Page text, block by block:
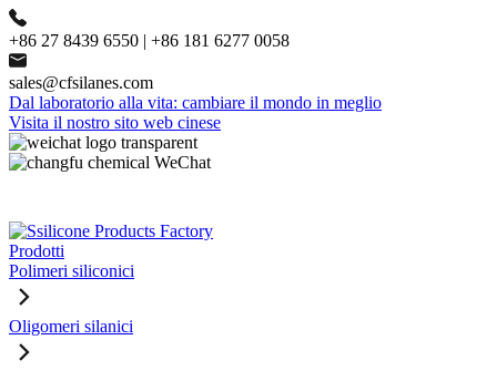
+86 27 8439 6550 | +86 181 6277 0058
sales@cfsilanes.com
Dal laboratorio alla vita: cambiare il mondo in meglio
Visita il nostro sito web cinese
Prodotti
Polimeri siliconici
Oligomeri silanici